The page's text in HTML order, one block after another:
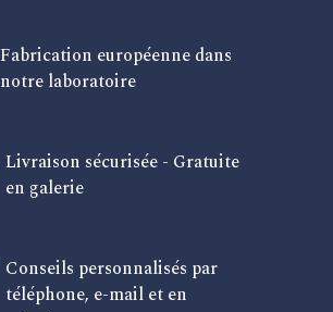
Fabrication européenne dans
notre laboratoire
Livraison sécurisée - Gratuite
en galerie
Conseils personnalisés par
téléphone, e-mail et en